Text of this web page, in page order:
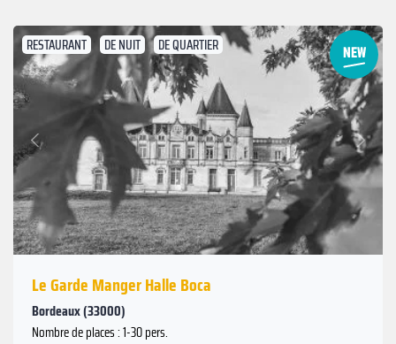
RESTAURANT DE NUIT DE QUARTIER
Précédent
Suivant
Le Garde Manger Halle Boca
Bordeaux (33000)
Nombre de places : 1-30 pers.